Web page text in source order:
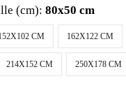
(cm):80x50 cm
CM 162X122 CM
214X152 CM 250X178 CM